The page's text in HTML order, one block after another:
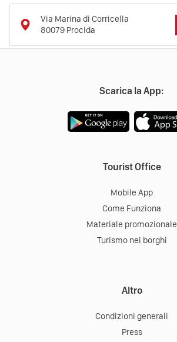
Via Marina di Corricella
80079 Procida
Scarica la App:
Tourist Office
Mobile App
Come Funziona
Materiale promozionale
Turismo nei borghi
Altro
Condizioni generali
Press